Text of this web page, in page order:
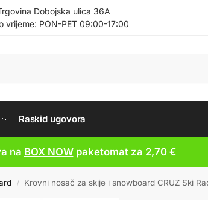
Dobojska ulica 36A
vrijeme: PON-PET 09:00-17:00
Raskid ugovora
na BOX NOWpaketomat za 2,70 €
/ Krovni nosač za skije i snowboard CRUZ Ski